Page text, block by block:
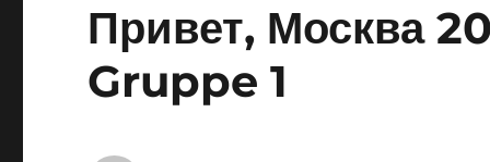
Привет, Москва
Gruppe 1